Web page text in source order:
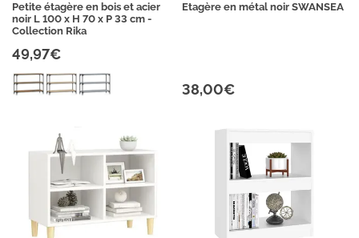
Petite étagère en bois et acier
noir L 100 x H 70 x P 33 cm -
Collection Rika
49,97€
Etagère en métal noir SWANSEA
38,00€